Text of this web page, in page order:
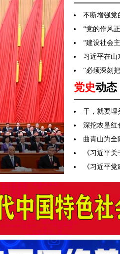
不断增强党
“党的作风
“建设社会
习近平在山
“必须深刻
党史动态
干，就要埋
深挖农垦
曲青山为全
《习近平
《习近平